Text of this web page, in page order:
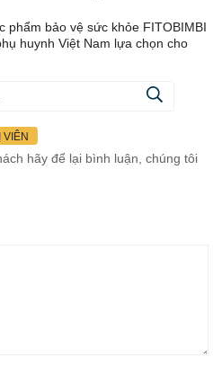
phẩm bảo vệ sức khỏe FITOBIMBI
huynh Việt Nam lựa chọn cho
VIÊN
hãy để lại bình luận, chúng tôi